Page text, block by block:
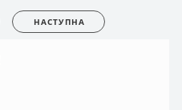
НАСТУПНА